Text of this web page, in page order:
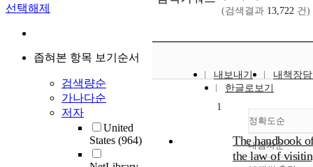
선택해제
좁혀본 항목 보기순서
검색량순
가나다순
저자
United
States (964)
(검색결과 13,722 건)
내보내기
내책장
한글로보기
정확도순
정확도
내림차순
1
The handbook
the law of